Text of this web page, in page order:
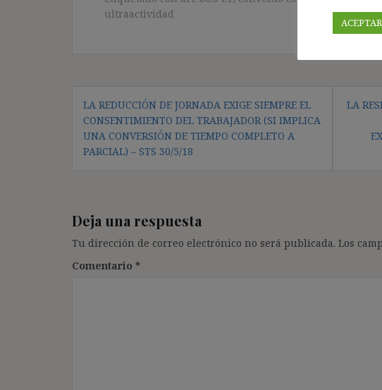
ultraactividad
Navegación
de
entradas
LA REDUCCIÓN DE JORNADA EXIGE SIEMPRE EL
CONSENTIMIENTO DEL TRABAJADOR (SI IMPLICA
UNA CONVERSIÓN DE TIEMPO COMPLETO A
PARCIAL) – STS 30/5/18
LA
Deja una respuesta
Tu dirección de correo electrónico no será publicada. Los
Comentario *